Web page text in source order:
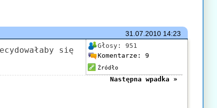
31.07.201014:23
Głosy: 951
Komentarze: 9
Źródło
się
Następna wpadka »